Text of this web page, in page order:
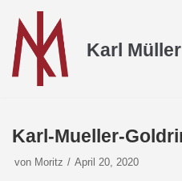
Zum
Inhalt
Karl Müller
Karl-Mueller-
von Moritz April 20, 2020